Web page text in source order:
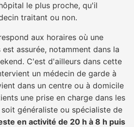
le plus proche, qu'il
traitant ou non.
aux horaires où une
assurée, notamment dans la
C'est d'ailleurs dans cette
un médecin de garde à
dans un centre ou à domicile
une prise en charge dans les
généraliste ou spécialiste de
en activité de 20 h à 8 h puis